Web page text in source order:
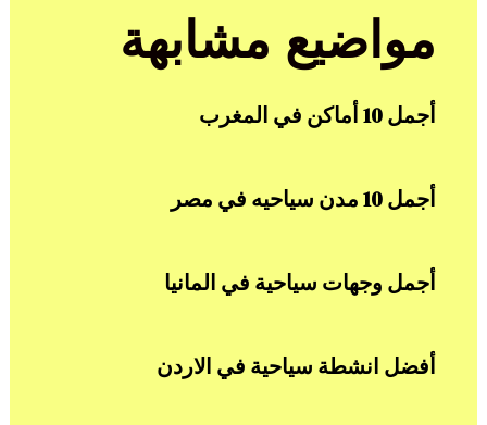
مواضيع مشابهة
أجمل 10 أماكن في المغرب
أجمل 10 مدن سياحيه في مصر
أجمل وجهات سياحية في المانيا
أفضل انشطة سياحية في الاردن